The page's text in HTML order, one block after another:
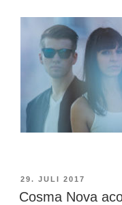
VERÖFFENTLICHT
AM
29. JULI 2017
Cosma Nova